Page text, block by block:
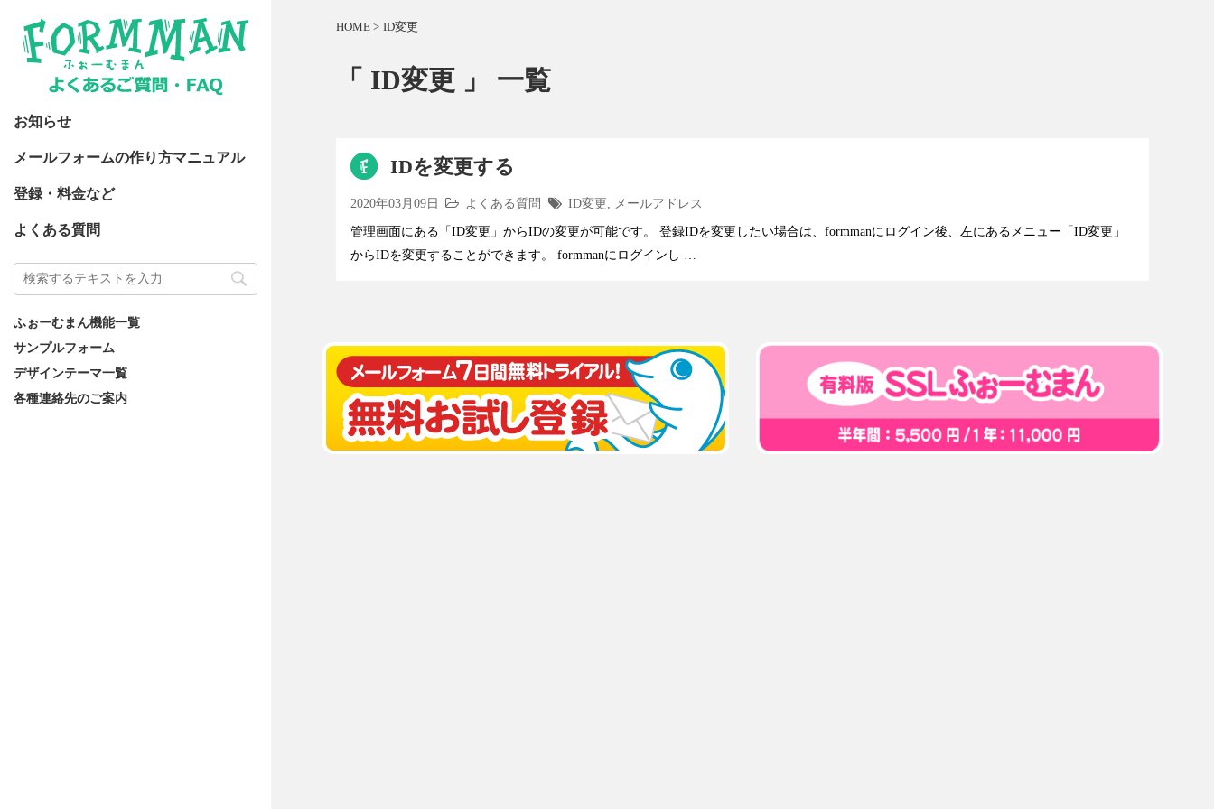
お知らせ
メールフォームの作り方マニュアル
登録・料金など
よくある質問
ふぉーむまん機能一覧
サンプルフォーム
デザインテーマ一覧
各種連絡先のご案内
HOME > ID変更
「 ID変更 」 一覧
IDを変更する
2020年03月09日 よくある質問 ID変更
メールアドレス
管理画面にある「ID変更」からIDの変更が可能です。 登録IDを変更したい場合は、formmanにログイン後、左にあるメニュー「ID変更」
からIDを変更することができます。 formmanにログインし …